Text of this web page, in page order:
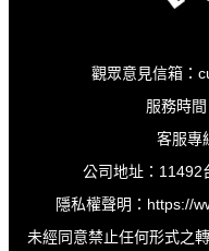
觀眾意見信箱：
服務時
客服專
公司地址：11492
隱私權聲明： https://
未經同意禁止任何形式之